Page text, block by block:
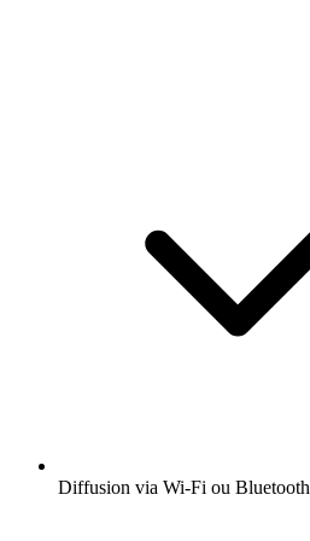
Diffusion via Wi-Fi ou Bluetooth